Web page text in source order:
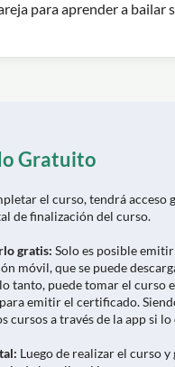
para aprender a bailar
Gratuito
el curso, tendrá acceso
de finalización del curso.
gratis: Solo es posible
móvil, que se puede
tanto, puede tomar el curso
emitir el certificado.
cursos a través de la app si lo
Luego de realizar el curso y